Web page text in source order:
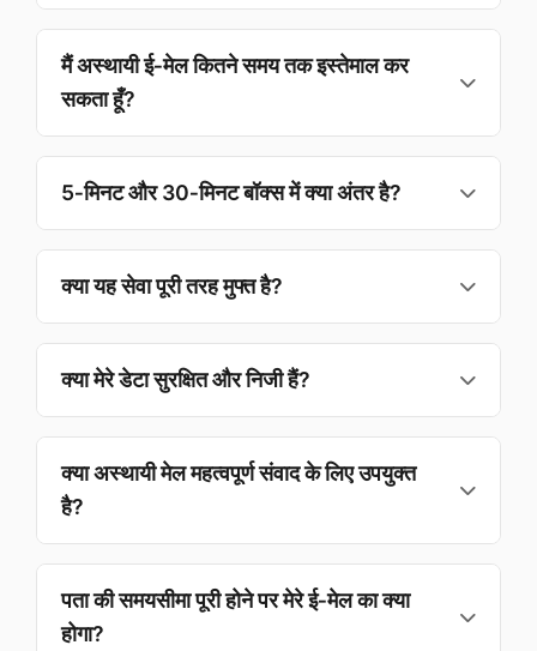
अपनी निजी पता बताए बिना ई‑मेल प्राप्त कर सकते हैं। यह
पंजीकरण, सत्यापन और अल्पकालिक संवाद के लिए उपयुक्त है।
मैं अस्थायी ई‑मेल कितने समय तक इस्तेमाल कर
सकता हूँ?
डिफ़ॉल्ट 10 मिनट है — सत्यापन ई‑मेल के लिए पर्याप्त और
गोपनीयता बनाए रखता है।
5‑मिनट और 30‑मिनट बॉक्स में क्या अंतर है?
30 मिनट जटिल प्रक्रियाओं या कई ई‑मेल की अपेक्षा होने पर
अधिक समय देता है।
क्या यह सेवा पूरी तरह मुफ्त है?
शुल्क नहीं, और सक्रिय समय में प्राप्त ई‑मेल पर कोई सीमा नहीं।
क्या मेरे डेटा सुरक्षित और निजी हैं?
सभी ई‑मेल स्वतः हट जाते हैं। यह सेवा Cloudflare की सुरक्षा
संरचना द्वारा समर्थित है।
क्या अस्थायी मेल महत्वपूर्ण संवाद के लिए उपयुक्त
है?
महत्वपूर्ण मामलों के लिए अपनी मुख्य पता का उपयोग करने की सलाह
है।
पता की समयसीमा पूरी होने पर मेरे ई‑मेल का क्या
होगा?